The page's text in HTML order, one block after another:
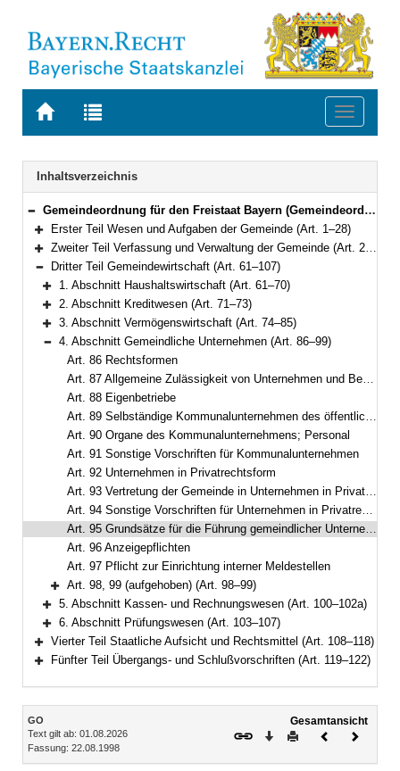
Zur
BAYERN.RECHT
Zur
letzten
Suche
Toggle
Navigation
Inhaltsverzeichnis
Bereich reduzieren
Gemeindeordnung für den Freistaat Bayern (Gemeindeordnung – GO) in der Fassung der Bekanntmachung vom 22. August 1998 (GVBl. S. 796) BayRS 2020-1-1-I (Art. 1–122)
Bereich erweitern
Erster Teil Wesen und Aufgaben der Gemeinde (Art. 1–28)
Bereich erweitern
Zweiter Teil Verfassung und Verwaltung der Gemeinde (Art. 29–60a)
Bereich reduzieren
Dritter Teil Gemeindewirtschaft (Art. 61–107)
Bereich erweitern
1. Abschnitt Haushaltswirtschaft (Art. 61–70)
Bereich erweitern
2. Abschnitt Kreditwesen (Art. 71–73)
Bereich erweitern
3. Abschnitt Vermögenswirtschaft (Art. 74–85)
Bereich reduzieren
4. Abschnitt Gemeindliche Unternehmen (Art. 86–99)
Art. 86 Rechtsformen
Art. 87 Allgemeine Zulässigkeit von Unternehmen und Beteiligungen
Art. 88 Eigenbetriebe
Art. 89 Selbständige Kommunalunternehmen des öffentlichen Rechts
Art. 90 Organe des Kommunalunternehmens; Personal
Art. 91 Sonstige Vorschriften für Kommunalunternehmen
Art. 92 Unternehmen in Privatrechtsform
Art. 93 Vertretung der Gemeinde in Unternehmen in Privatrechtsform
Art. 94 Sonstige Vorschriften für Unternehmen in Privatrechtsform
Art. 95 Grundsätze für die Führung gemeindlicher Unternehmen
Art. 96 Anzeigepflichten
Art. 97 Pflicht zur Einrichtung interner Meldestellen
Bereich erweitern
Art. 98, 99 (aufgehoben) (Art. 98–99)
Bereich erweitern
5. Abschnitt Kassen- und Rechnungswesen (Art. 100–102a)
Bereich erweitern
6. Abschnitt Prüfungswesen (Art. 103–107)
Bereich erweitern
Vierter Teil Staatliche Aufsicht und Rechtsmittel (Art. 108–118)
Fünfter Teil Übergangs- und Schlußvorschriften (Art. 119–122)
Inhalt
GO
Text gilt ab: 01.08.2026
Fassung: 22.08.1998
Gesamtansicht
Download
DruckenVorheriges